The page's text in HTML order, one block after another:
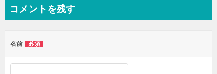
コメントを残す
名前 必須